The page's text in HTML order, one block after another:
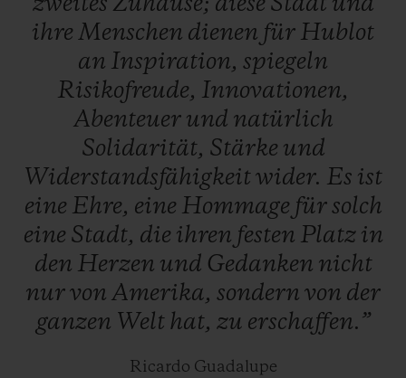
zweites Zuhause; diese Stadt und
ihre Menschen dienen für Hublot
an Inspiration, spiegeln
Risikofreude, Innovationen,
Abenteuer und natürlich
Solidarität, Stärke und
Widerstandsfähigkeitwider. Es ist
eine Ehre, eine Hommage fürsolch
eine Stadt, die ihren festen Platz in
den Herzen und Gedanken nicht
nurvon Amerika, sondern von der
ganzen Welt hat, zu erschaffen.”
Ricardo Guadalupe